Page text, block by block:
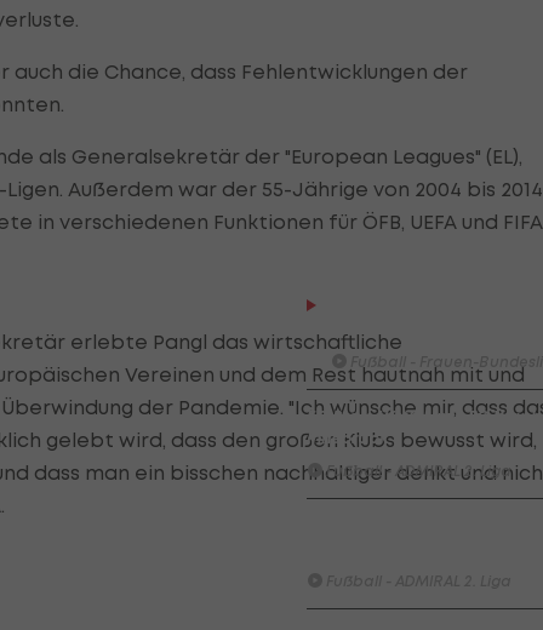
die Chance, dass Fehlentwicklungen der
als Generalsekretär der "European Leagues" (EL),
Außerdem war der 55-Jährige von 2004 bis 2014
in verschiedenen Funktionen für ÖFB, UEFA und
FC Blau-Weiß Linz - FC
Innsbruck
Fußball - ADMIRAL 2. Liga
erlebte Pangl das wirtschaftliche
Vereinen und dem Rest hautnah mit und
der Pandemie. "Ich wünsche mir, dass
gelebt wird, dass den großen Klubs bewusst wird,
dass man ein bisschen nachhaltiger denkt und